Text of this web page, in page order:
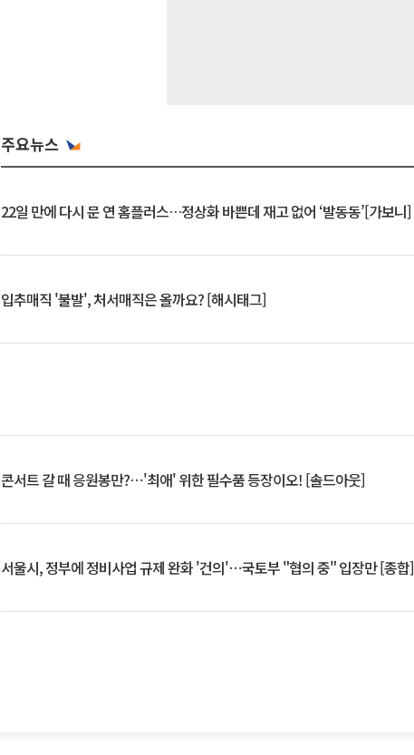
주요뉴스
22일 만에 다시 문 연 홈플러스…정상화 바쁜데 재고 없어 ‘발동동’[가보니]
입추매직 '불발', 처서매직은 올까요? [해시태그]
콘서트 갈 때 응원봉만?⋯'최애' 위한 필수품 등장이오! [솔드아웃]
서울시, 정부에 정비사업 규제 완화 '건의'⋯국토부 "협의 중" 입장만 [종합]